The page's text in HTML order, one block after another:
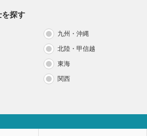
を探す
九州・沖縄
北陸・甲信越
東海
関西